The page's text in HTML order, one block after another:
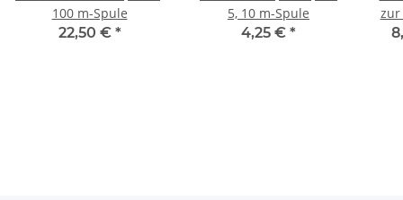
100 m-Spule
22,50 € *
5, 10 m-Spule
4,25 € *
zur